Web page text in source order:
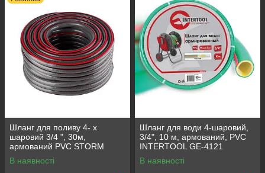
Шланг для поливу 4- х
шаровий 3/4 ", 30м,
армований PVC STORM
INTERTOOL GE-4163
В наявності
Шланг для води 4-шаровий,
3/4", 10 м, армований, PVC
INTERTOOL GE-4121
В наявності